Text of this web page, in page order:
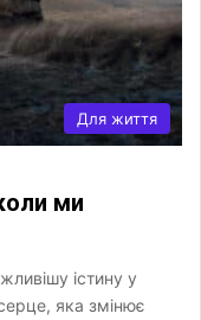
Для життя
ми
істину у
яка змінює